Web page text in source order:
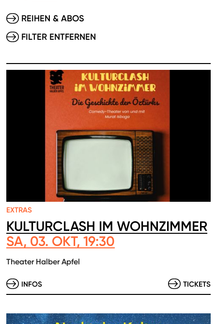
REIHEN & ABOS
FILTER ENTFERNEN
EXTRAS
KULTURCLASH IM WOHNZIMMER
SA, 03. OKT, 19:30
Theater Halber Apfel
INFOS TICKETS